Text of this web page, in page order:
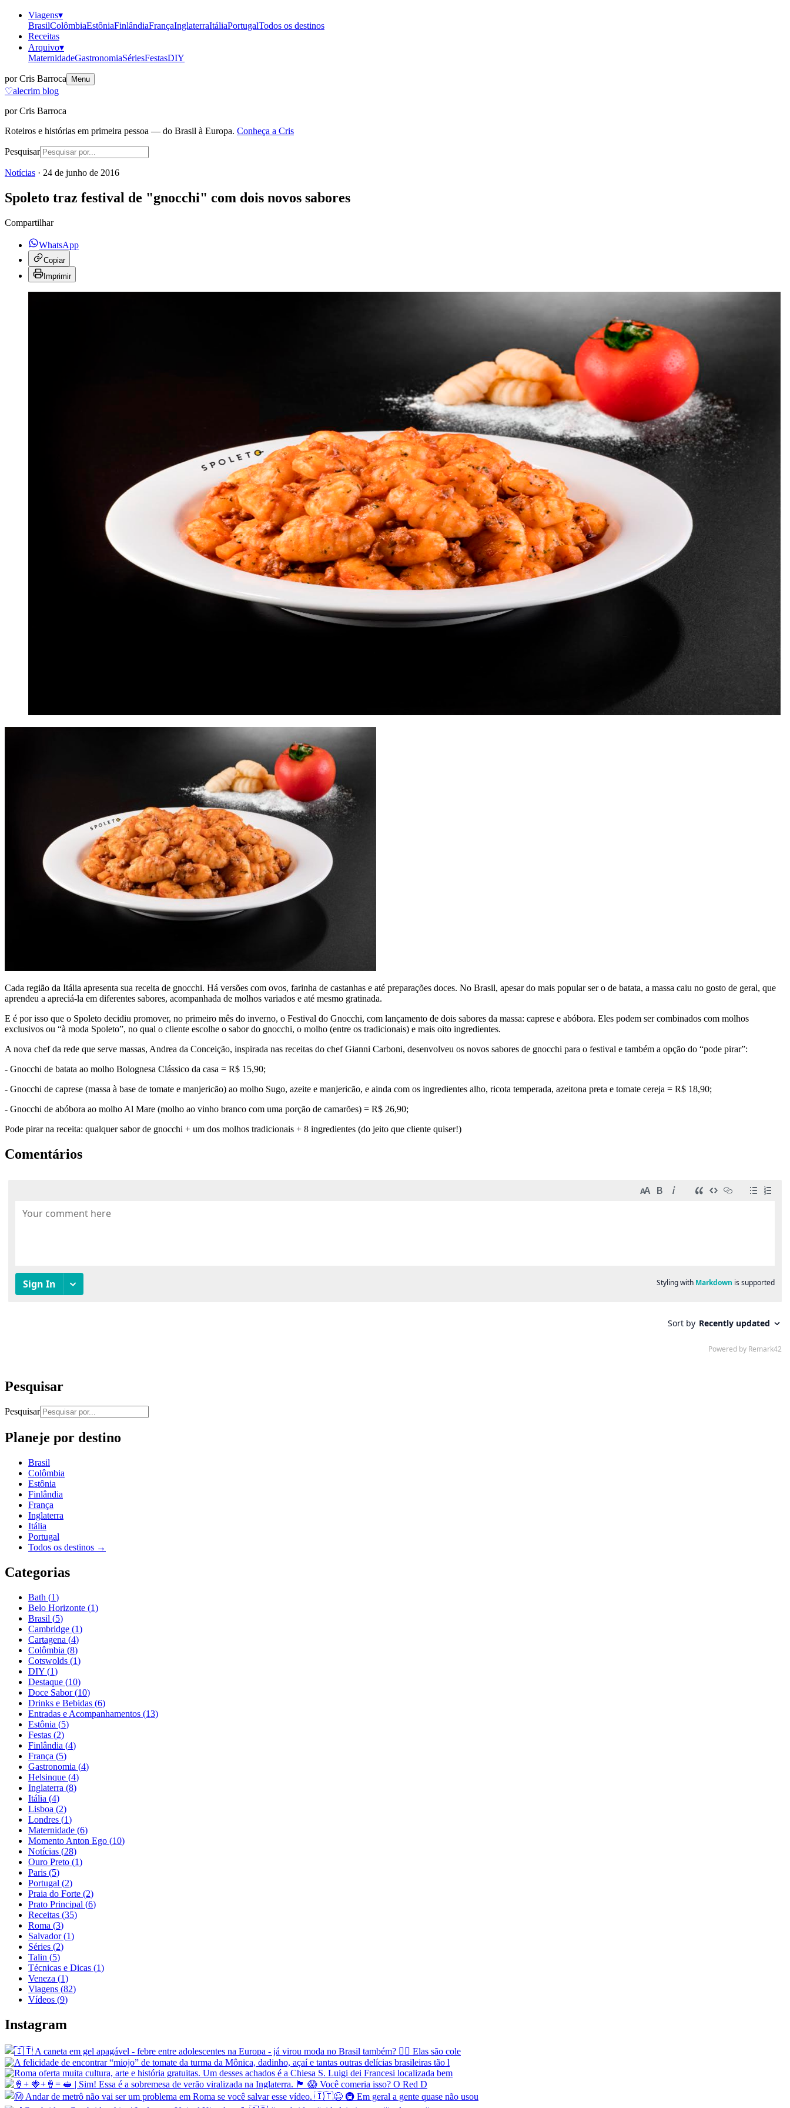
Viagens▾
BrasilColômbiaEstôniaFinlândiaFrançaInglaterraItáliaPortugalTodos os destinos
Receitas
Arquivo▾
MaternidadeGastronomiaSériesFestasDIY
por Cris Barroca Menu
♡alecrim blog
por Cris Barroca
Roteiros e histórias em primeira pessoa — do Brasil à Europa. Conheça a Cris
Pesquisar
Notícias · 24 de junho de 2016
Spoleto traz festival de "gnocchi" com dois novos sabores
Compartilhar
WhatsApp
Copiar
Imprimir
Cada região da Itália apresenta sua receita de gnocchi. Há versões com ovos, farinha de castanhas e até preparações doces. No Brasil, apesar do mais popular ser o de batata, a massa caiu no gosto de geral, que
aprendeu a apreciá-la em diferentes sabores, acompanhada de molhos variados e até mesmo gratinada.
E é por isso que o Spoleto decidiu promover, no primeiro mês do inverno, o Festival do Gnocchi, com lançamento de dois sabores da massa: caprese e abóbora. Eles podem ser combinados com molhos
exclusivos ou “à moda Spoleto”, no qual o cliente escolhe o sabor do gnocchi, o molho (entre os tradicionais) e mais oito ingredientes.
A nova chef da rede que serve massas, Andrea da Conceição, inspirada nas receitas do chef Gianni Carboni, desenvolveu os novos sabores de gnocchi para o festival e também a opção do “pode pirar”:
- Gnocchi de batata ao molho Bolognesa Clássico da casa = R$ 15,90;
- Gnocchi de caprese (massa à base de tomate e manjericão) ao molho Sugo, azeite e manjericão, e ainda com os ingredientes alho, ricota temperada, azeitona preta e tomate cereja = R$ 18,90;
- Gnocchi de abóbora ao molho Al Mare (molho ao vinho branco com uma porção de camarões) = R$ 26,90;
Pode pirar na receita: qualquer sabor de gnocchi + um dos molhos tradicionais + 8 ingredientes (do jeito que cliente quiser!)
Comentários
Pesquisar
Pesquisar
Planeje por destino
Brasil
Colômbia
Estônia
Finlândia
França
Inglaterra
Itália
Portugal
Todos os destinos →
Categorias
Bath (1)
Belo Horizonte (1)
Brasil (5)
Cambridge (1)
Cartagena (4)
Colômbia (8)
Cotswolds (1)
DIY (1)
Destaque (10)
Doce Sabor (10)
Drinks e Bebidas (6)
Entradas e Acompanhamentos (13)
Estônia (5)
Festas (2)
Finlândia (4)
França (5)
Gastronomia (4)
Helsinque (4)
Inglaterra (8)
Itália (4)
Lisboa (2)
Londres (1)
Maternidade (6)
Momento Anton Ego (10)
Notícias (28)
Ouro Preto (1)
Paris (5)
Portugal (2)
Praia do Forte (2)
Prato Principal (6)
Receitas (35)
Roma (3)
Salvador (1)
Séries (2)
Talin (5)
Técnicas e Dicas (1)
Veneza (1)
Viagens (82)
Vídeos (9)
Instagram